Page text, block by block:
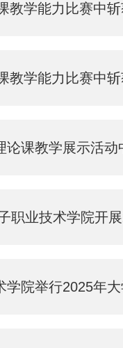
教学能力比赛中
教学能力比赛中
教学展示活动中
2025学年第二学期期末
暑期“三下乡”社会实践出